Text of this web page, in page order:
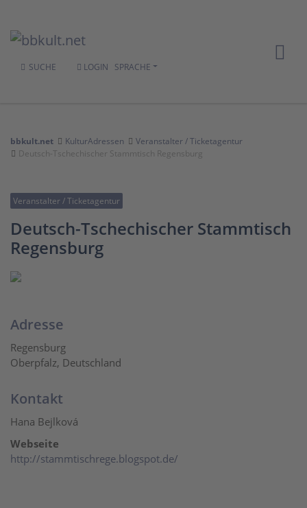
SUCHE LOGIN SPRACHE
bbkult.net KulturAdressen
Veranstalter / Ticketagentur
Deutsch-Tschechischer Stammtisch Regensburg
Veranstalter / Ticketagentur
Deutsch-Tschechischer Stammtisch
Regensburg
Adresse
Regensburg
Oberpfalz, Deutschland
Kontakt
Hana Bejlková
Webseite
http://stammtischrege.blogspot.de/